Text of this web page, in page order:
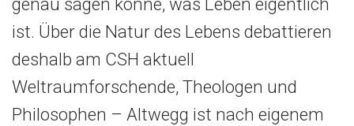
ist. Über die Natur des Lebens debattieren
deshalb am CSH aktuell
Weltraumforschende, Theologen und
Philosophen – Altwegg ist nach eigenem